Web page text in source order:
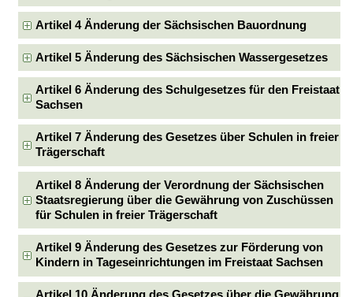
Artikel 4 Änderung der Sächsischen Bauordnung
Artikel 5 Änderung des Sächsischen Wassergesetzes
Artikel 6 Änderung des Schulgesetzes für den Freistaat
Sachsen
Artikel 7 Änderung des Gesetzes über Schulen in freier
Trägerschaft
Artikel 8 Änderung der Verordnung der Sächsischen
Staatsregierung über die Gewährung von Zuschüssen
für Schulen in freier Trägerschaft
Artikel 9 Änderung des Gesetzes zur Förderung von
Kindern in Tageseinrichtungen im Freistaat Sachsen